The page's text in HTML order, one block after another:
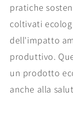
pratiche
coltivati
dell'impatto
produttivo.
un prodotto
anche alla